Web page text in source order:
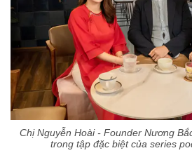
Chị Nguyễn Hoài - Founder Nương
trong tập đặc biệt của series